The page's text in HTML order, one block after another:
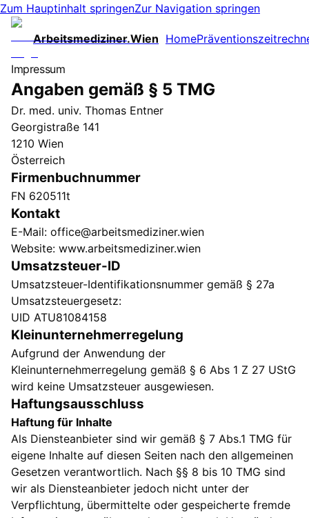
Zum Hauptinhalt springenZur Navigation springen
Arbeitsmediziner.Wien Home
Impressum
Angaben gemäß § 5 TMG
Dr. med. univ. Thomas Entner
Georgistraße 141
1210 Wien
Österreich
Firmenbuchnummer
FN 620511t
Kontakt
E-Mail: office@arbeitsmediziner.wien
Website: www.arbeitsmediziner.wien
Umsatzsteuer-ID
Umsatzsteuer-Identifikationsnummer gemäß § 27a
Umsatzsteuergesetz:
UID ATU81084158
Kleinunternehmerregelung
Aufgrund der Anwendung der
Kleinunternehmerregelung gemäß § 6 Abs 1 Z 27 UStG
wird keine Umsatzsteuer ausgewiesen.
Haftungsausschluss
Haftung für Inhalte
Als Diensteanbieter sind wir gemäß § 7 Abs.1 TMG für
eigene Inhalte auf diesen Seiten nach den allgemeinen
Gesetzen verantwortlich. Nach §§ 8 bis 10 TMG sind
wir als Diensteanbieter jedoch nicht unter der
Verpflichtung, übermittelte oder gespeicherte fremde